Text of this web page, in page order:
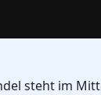
steht im